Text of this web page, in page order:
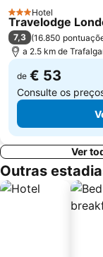
Leicester Square
3 Estrelas
Hotel
Travelodge
7,3 (16.850
a 2.5 km de
de € 53
Consulte os
Ver
Outras